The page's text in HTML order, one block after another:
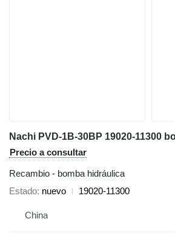
Precio a consultar
Recambio - bomba hidráulica
Estado nuevo 19020-11300
China